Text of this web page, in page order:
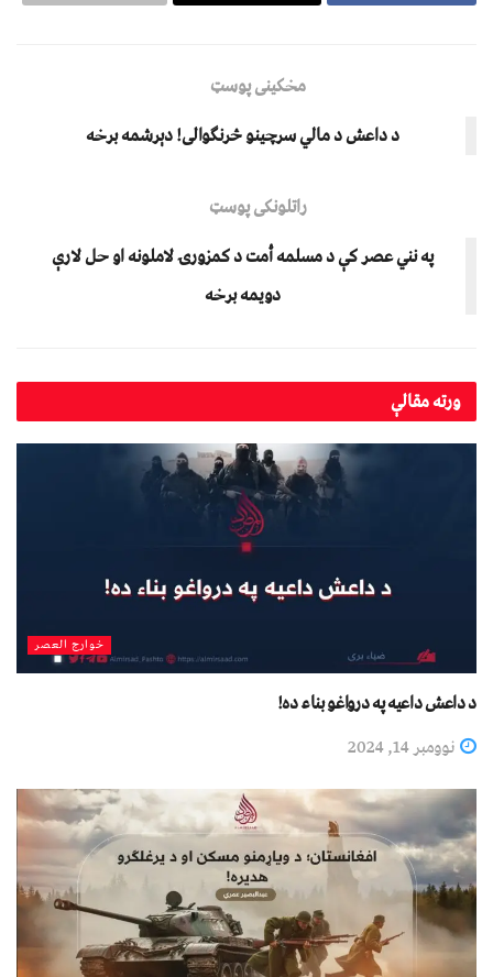
مخکینی پوسټ
د داعش د مالي سرچینو څرنګوالی! دېرشمه برخه
راتلونکی پوسټ
په نني عصر کې د مسلمه أمت د کمزورۍ لاملونه او حل لارې
دویمه برخه
ورتهمقالې
خوارج العصر
د داعش داعیه په درواغو بناء ده!
نوومبر 14, 2024